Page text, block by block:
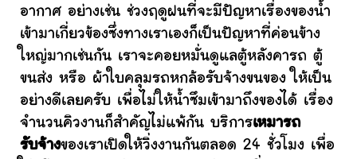
อากาศ อย่างเช่น ช่วงฤดูฝนที่จะมีปัญหาเรื่องของน้ำ
เข้ามาเกี่ยวข้องซึ่งทางเราเองก็เป็นปัญหาที่ค่อนข้าง
ใหญ่มากเช่นกัน เราจะคอยหมั่นดูแลตู้หลังคารถ ตู้
ขนส่ง หรือ ผ้าใบคลุมรถหกล้อรับจ้างขนของ ให้เป็น
อย่างดีเลยครับ เพื่อไม่ให้น้ำซึมเข้ามาถึงของได้ เรื่อง
จำนวนคิวงานก็สำคัญไม่แพ้กัน บริการเหมารถ
รับจ้างของเราเปิดให้วิ่งงานกันตลอด 24 ชั่วโมง เพื่อ